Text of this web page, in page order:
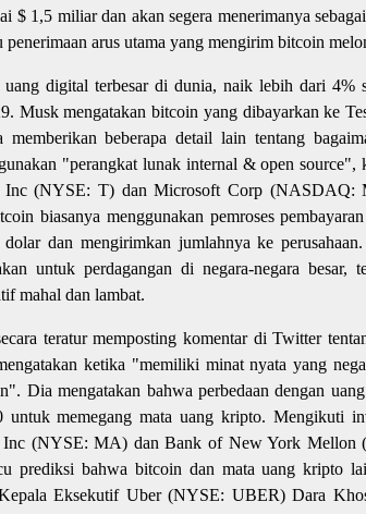
$ 1,5 miliar dan akan segera menerimanya
penerimaan arus utama yang mengirim bitcoin
digital terbesar di dunia, naik lebih dari 4%
Musk mengatakan bitcoin yang dibayarkan ke
memberikan beberapa detail lain tentang
"perangkat lunak internal & open source",
Inc (NYSE: T) dan Microsoft Corp (NASDAQ:
biasanya menggunakan pemroses
dan mengirimkan jumlahnya ke
untuk perdagangan di negara-negara besar,
mahal dan lambat.
teratur memposting komentar di Twitter
ketika "memiliki minat nyata yang
Dia mengatakan bahwa perbedaan dengan
untuk memegang mata uang kripto. Mengikuti
Inc (NYSE: MA) dan Bank of New York Mellon
prediksi bahwa bitcoin dan mata uang kripto
Eksekutif Uber (NYSE: UBER) Dara